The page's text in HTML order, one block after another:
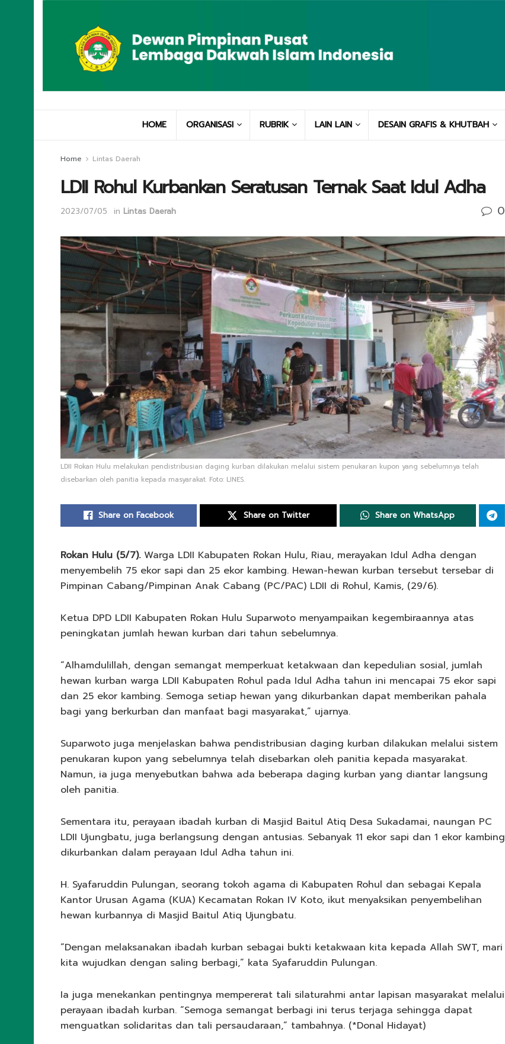
HOME ORGANISASI RUBRIK LAIN LAIN DESAIN GRAFIS & KHUTBAH
Home Lintas Daerah
LDII Rohul Kurbankan Seratusan Ternak Saat Idul Adha
2023/07/05 in Lintas Daerah 0
LDII Rokan Hulu melakukan pendistribusian daging kurban dilakukan melalui sistem penukaran kupon yang sebelumnya telah
disebarkan oleh panitia kepada masyarakat. Foto: LINES.
Share on Facebook Share on Twitter Share on WhatsApp
Rokan Hulu (5/7).Warga LDII Kabupaten Rokan Hulu, Riau, merayakan Idul Adha dengan
menyembelih 75 ekor sapi dan 25 ekor kambing. Hewan-hewan kurban tersebut tersebar di
Pimpinan Cabang/Pimpinan Anak Cabang (PC/PAC) LDII di Rohul, Kamis, (29/6).
Ketua DPD LDII Kabupaten Rokan Hulu Suparwoto menyampaikan kegembiraannya atas
peningkatan jumlah hewan kurban dari tahun sebelumnya.
“Alhamdulillah, dengan semangat memperkuat ketakwaan dan kepedulian sosial, jumlah
hewan kurban warga LDII Kabupaten Rohul pada Idul Adha tahun ini mencapai 75 ekor sapi
dan 25 ekor kambing. Semoga setiap hewan yang dikurbankan dapat memberikan pahala
bagi yang berkurban dan manfaat bagi masyarakat,” ujarnya.
Suparwoto juga menjelaskan bahwa pendistribusian daging kurban dilakukan melalui sistem
penukaran kupon yang sebelumnya telah disebarkan oleh panitia kepada masyarakat.
Namun, ia juga menyebutkan bahwa ada beberapa daging kurban yang diantar langsung
oleh panitia.
Sementara itu, perayaan ibadah kurban di Masjid Baitul Atiq Desa Sukadamai, naungan PC
LDII Ujungbatu, juga berlangsung dengan antusias. Sebanyak 11 ekor sapi dan 1 ekor kambing
dikurbankan dalam perayaan Idul Adha tahun ini.
H. Syafaruddin Pulungan, seorang tokoh agama di Kabupaten Rohul dan sebagai Kepala
Kantor Urusan Agama (KUA) Kecamatan Rokan IV Koto, ikut menyaksikan penyembelihan
hewan kurbannya di Masjid Baitul Atiq Ujungbatu.
“Dengan melaksanakan ibadah kurban sebagai bukti ketakwaan kita kepada Allah SWT, mari
kita wujudkan dengan saling berbagi,” kata Syafaruddin Pulungan.
Ia juga menekankan pentingnya mempererat tali silaturahmi antar lapisan masyarakat melalui
perayaan ibadah kurban. “Semoga semangat berbagi ini terus terjaga sehingga dapat
menguatkan solidaritas dan tali persaudaraan,” tambahnya. (*Donal Hidayat)